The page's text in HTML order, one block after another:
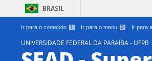
Ir para o conteúdo 1 Ir para o menu 2 Ir para
BRASIL
UNIVERSIDADE FEDERAL DA PARAÍBA - UFPB